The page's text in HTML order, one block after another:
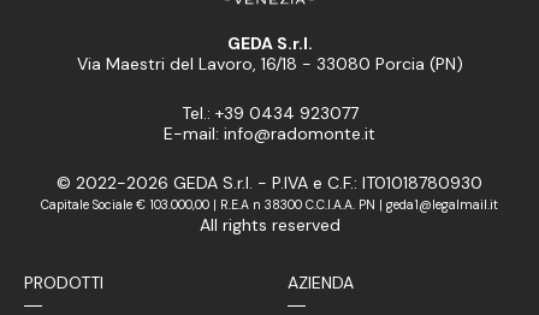
GEDA S.r.l.
Via Maestri del Lavoro, 16/18 - 33080 Porcia (PN)
Tel.: +39 0434 923077
E-mail: info@radomonte.it
© 2022-2026 GEDA S.r.l. - P.IVA e C.F.: IT01018780930
Capitale Sociale € 103.000,00 | R.E.A n 38300 C.C.I.A.A. PN | geda1@legalmail.it
All rights reserved
PRODOTTI AZIENDA